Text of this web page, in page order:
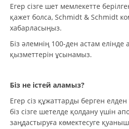
Егер сізге шет мемлекетте
қажет болса, Schmidt & Schmidt
хабарласыңыз.
Біз әлемнің 100-ден астам елінде
қызметтерін ұсынамыз.
Біз не істей аламыз?
Егер сіз құжаттарды берген
біз сізге шетелде қолдану үшін
заңдастыруға көмектесуге